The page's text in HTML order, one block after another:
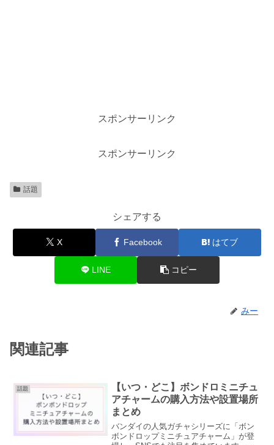
スポンサーリンク
スポンサーリンク
話題
シェアする
X Facebook はてブ
LINE コピー
みー
関連記事
話題
【いつ・どこ】ボンドロミニチュ
アチャームの購入方法や設置場所
まとめ
バンダイの人気ガチャシリーズに「ボン
ボンドロップミニチュアチャーム」が登